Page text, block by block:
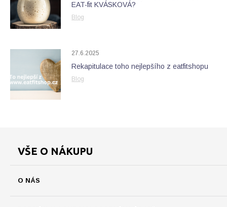
EAT-fit KVÁSKOVÁ?
Blog
27.6.2025
Rekapitulace toho nejlepšího z eatfitshopu
Blog
VŠE O NÁKUPU
O NÁS